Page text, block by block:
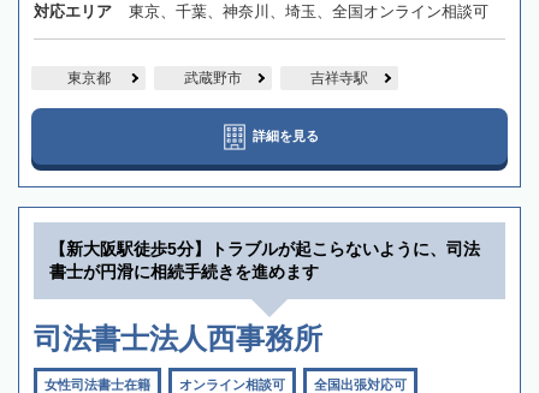
対応エリア 東京、千葉、神奈川、埼玉、全国オンライン相談可
東京都 武蔵野市 吉祥寺駅
詳細を見る
【新大阪駅徒歩5分】トラブルが起こらないように、司法
書士が円滑に相続手続きを進めます
司法書士法人西事務所
女性司法書士在籍 オンライン相談可 全国出張対応可